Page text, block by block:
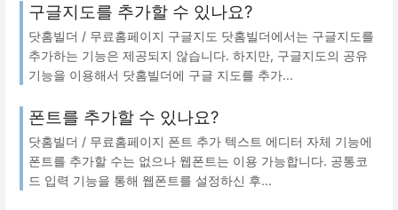
구글지도를 추가할 수 있나요?
닷홈빌더 / 무료홈페이지 구글지도 닷홈빌더에서는 구글지도를
추가하는 기능은 제공되지 않습니다. 하지만, 구글지도의 공유
기능을 이용해서 닷홈빌더에 구글 지도를 추가...
폰트를 추가할 수 있나요?
닷홈빌더 / 무료홈페이지 폰트 추가 텍스트 에디터 자체 기능에
폰트를 추가할 수는 없으나 웹폰트는 이용 가능합니다. 공통코
드 입력 기능을 통해 웹폰트를 설정하신 후...